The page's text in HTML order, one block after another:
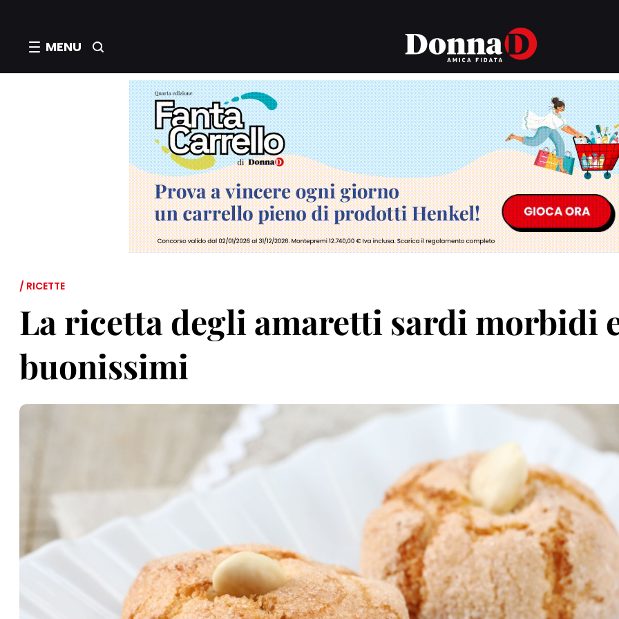
MENU
/ RICETTE
La ricetta degli amaretti sardi morbidi
buonissimi